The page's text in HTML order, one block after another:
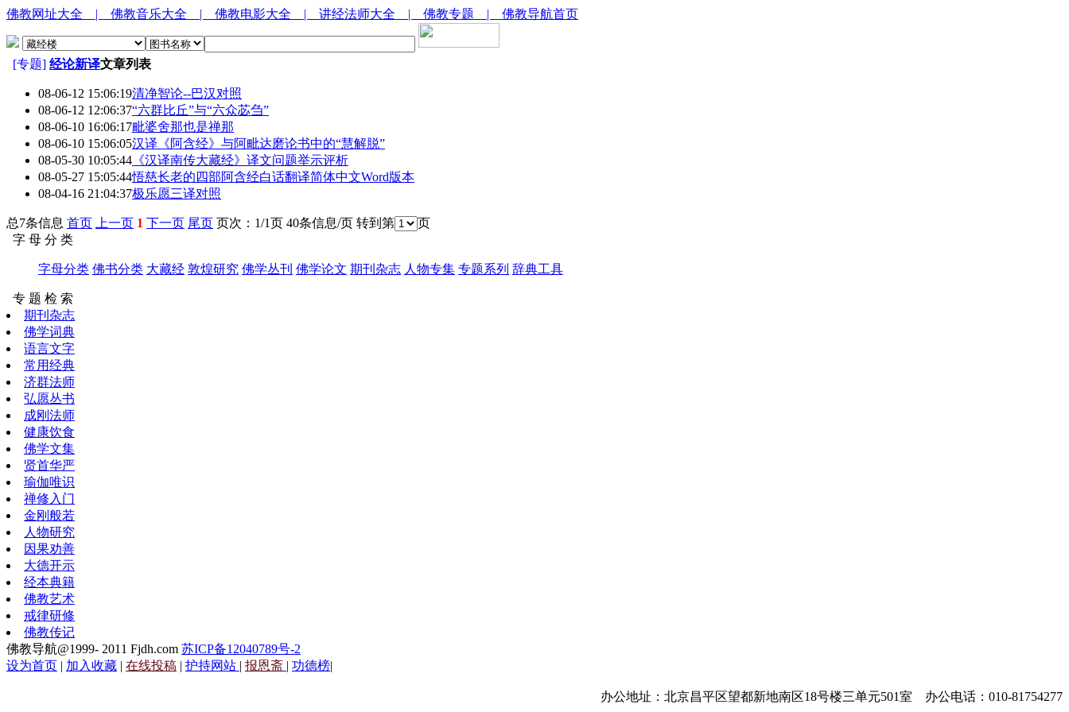
佛教网址大全 | 佛教音乐大全 | 佛教电影大全 | 讲经法师大全 | 佛教专题 | 佛教导航首页
[专题] 经论新译文章列表
08-06-12 15:06:19清净智论--巴汉对照
08-06-12 12:06:37“六群比丘”与“六众苾刍”
08-06-10 16:06:17毗婆舍那也是禅那
08-06-10 15:06:05汉译《阿含经》与阿毗达磨论书中的“慧解脱”
08-05-30 10:05:44 《汉译南传大藏经》译文问题举示评析
08-05-27 15:05:44悟慈长老的四部阿含经白话翻译简体中文Word版本
08-04-16 21:04:37极乐愿三译对照
总7条信息 首页 上一页 1 下一页 尾页 页次：1/1页 40条信息/页 转到第
页
字 母 分 类
字母分类 佛书分类 大藏经 敦煌研究 佛学丛刊 佛学论文 期刊杂志 人物专集 专题系列 辞典工具
专 题 检 索
期刊杂志
佛学词典
语言文字
常用经典
济群法师
弘愿丛书
成刚法师
健康饮食
佛学文集
贤首华严
瑜伽唯识
禅修入门
金刚般若
人物研究
因果劝善
大德开示
经本典籍
佛教艺术
戒律研修
佛教传记
佛教导航@1999- 2011 Fjdh.com 苏ICP备12040789号-2
设为首页 | 加入收藏 | 在线投稿 | 护持网站 | 报恩斋 | 功德榜|
办公地址：北京昌平区望都新地南区18号楼三单元501室 办公电话：010-81754277